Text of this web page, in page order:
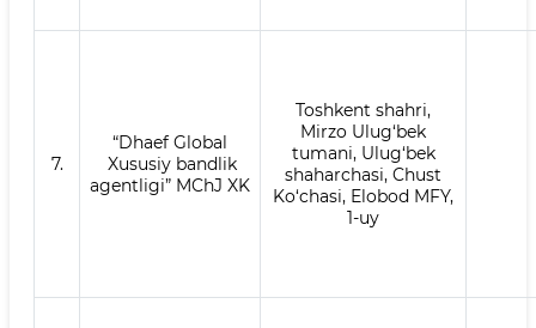
7.
“Dhaef Global
Xususiy bandlik
agentligi” MChJ XK
Toshkent shahri,
Mirzo Ulug‘bek
tumani, Ulug‘bek
shaharchasi, Chust
Ko‘chasi, Elobod MFY,
1-uy